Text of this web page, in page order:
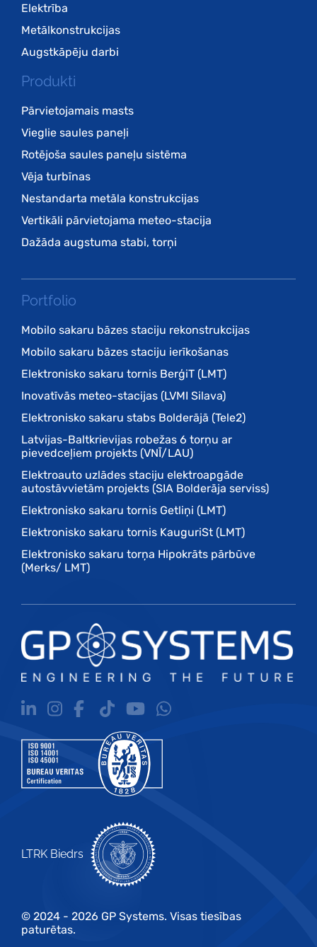
Elektrība
Metālkonstrukcijas
Augstkāpēju darbi
Produkti
Pārvietojamais masts
Vieglie saules paneļi
Rotējoša saules paneļu sistēma
Vēja turbīnas
Nestandarta metāla konstrukcijas
Vertikāli pārvietojama meteo-stacija
Dažāda augstuma stabi, torņi
Portfolio
Mobilo sakaru bāzes staciju rekonstrukcijas
Mobilo sakaru bāzes staciju ierīkošanas
Elektronisko sakaru tornis BerģiT (LMT)
Inovatīvās meteo-stacijas (LVMI Silava)
Elektronisko sakaru stabs Bolderājā (Tele2)
Latvijas-Baltkrievijas robežas 6 torņu ar
pievedceļiem projekts (VNĪ/LAU)
Elektroauto uzlādes staciju elektroapgāde
autostāvvietām projekts (SIA Bolderāja serviss)
Elektronisko sakaru tornis Getliņi (LMT)
Elektronisko sakaru tornis KauguriSt (LMT)
Elektronisko sakaru torņa Hipokrāts pārbūve
(Merks/ LMT)
LTRK Biedrs
© 2024 - 2026 GP Systems. Visas tiesības
paturētas.